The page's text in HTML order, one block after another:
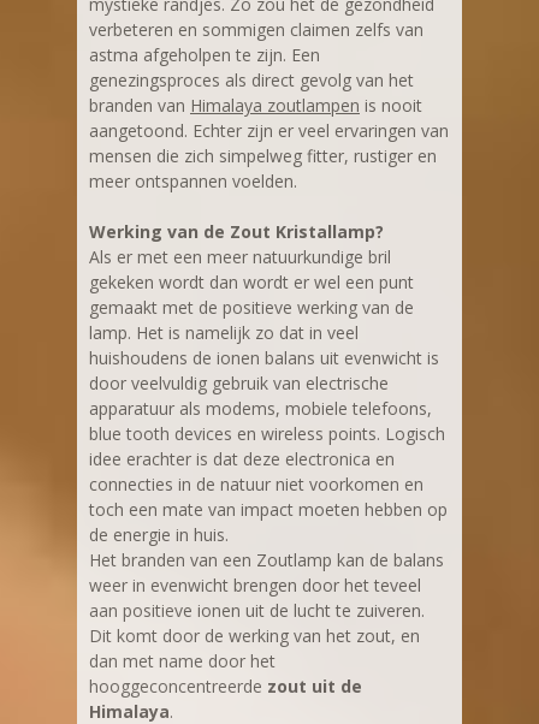
verbeteren en sommigen claimen zelfs van
astma afgeholpen te zijn. Een
genezingsproces als direct gevolg van het
branden van Himalaya zoutlampen is nooit
aangetoond. Echter zijn er veel ervaringen van
mensen die zich simpelweg fitter, rustiger en
meer ontspannen voelden.
Werking van de Zout Kristallamp?
Als er met een meer natuurkundige bril
gekeken wordt dan wordt er wel een punt
gemaakt met de positieve werking van de
lamp. Het is namelijk zo dat in veel
huishoudens de ionen balans uit evenwicht is
door veelvuldig gebruik van electrische
apparatuur als modems, mobiele telefoons,
blue tooth devices en wireless points. Logisch
idee erachter is dat deze electronica en
connecties in de natuur niet voorkomen en
toch een mate van impact moeten hebben op
de energie in huis.
Het branden van een Zoutlamp kan de balans
weer in evenwicht brengen door het teveel
aan positieve ionen uit de lucht te zuiveren.
Dit komt door de werking van het zout, en
dan met name door het
hooggeconcentreerde zout uit de
Himalaya.